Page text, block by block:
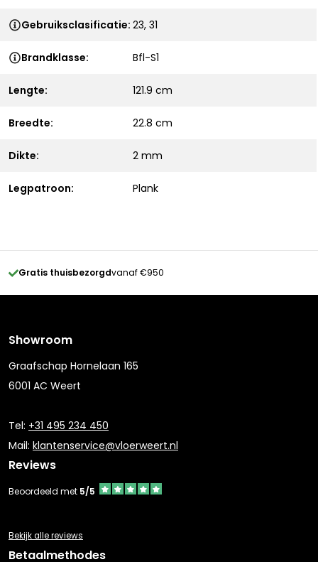
Gebruiksclasificatie: 23, 31
Brandklasse: Bfl-S1
Lengte: 121.9 cm
Breedte: 22.8 cm
Dikte: 2 mm
Legpatroon: Plank
Gratis thuisbezorgdvanaf €950
Showroom
Graafschap Hornelaan 165
6001 AC Weert
Tel: +31 495 234 450
Mail: klantenservice@vloerweert.nl
Reviews
Beoordeeld met 5/5
Bekijk alle reviews
Betaalmethodes